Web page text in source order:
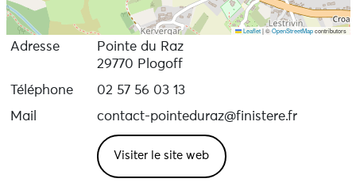
Leaflet |©OpenStreetMapcontributors
Adresse
Pointe du Raz
29770 Plogoff
Téléphone
02 57 56 03 13
Mail
contact-pointeduraz@finistere.fr
Visiter le site web